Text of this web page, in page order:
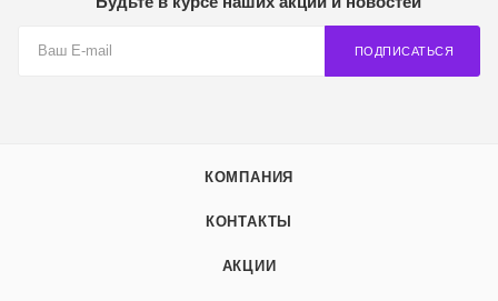
ПОДПИСАТЬСЯ
КОМПАНИЯ
КОНТАКТЫ
АКЦИИ